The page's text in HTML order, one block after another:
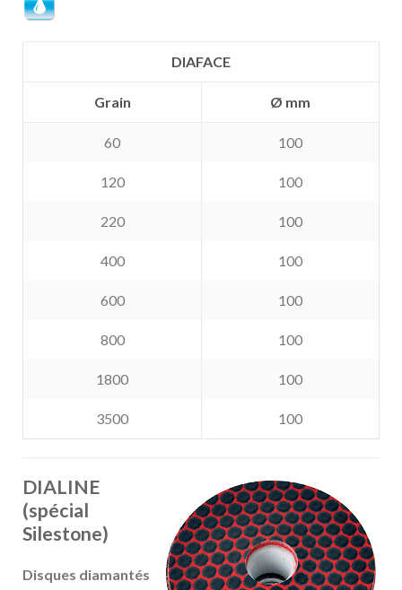
DIAFACE
Grain Ø mm
60 100
120 100
220 100
400 100
600 100
800 100
1800 100
3500 100
DIALINE
(spécial
Silestone)
Disques diamantés